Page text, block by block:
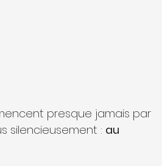
presque jamais par
silencieusement : au